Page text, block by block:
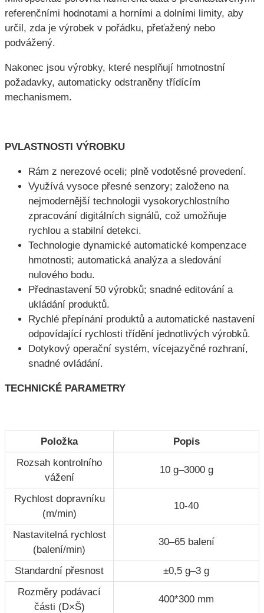
referenčními hodnotami a horními a dolními limity, aby
určil, zda je výrobek v pořádku, přeťažený nebo
podvážený.
Nakonec jsou výrobky, které nesplňují hmotnostní
požadavky, automaticky odstraněny třídícím
mechanismem.
PVLASTNOSTI VÝROBKU
Rám z nerezové oceli; plně vodotěsné provedení.
Využívá vysoce přesné senzory; založeno na
nejmodernější technologii vysokorychlostního
zpracování digitálních signálů, což umožňuje
rychlou a stabilní detekci.
Technologie dynamické automatické kompenzace
hmotnosti; automatická analýza a sledování
nulového bodu.
Přednastavení 50 výrobků; snadné editování a
ukládání produktů.
Rychlé přepínání produktů a automatické nastavení
odpovídající rychlosti třídění jednotlivých výrobků.
Dotykový operační systém, vícejazyčné rozhraní,
snadné ovládání.
TECHNICKÉ PARAMETRY
Položka
Popis
Rozsah kontrolního
vážení
10 g–3000 g
Rychlost dopravníku
(m/min)
10-40
Nastavitelná rychlost
(balení/min)
30–65 balení
Standardní přesnost
±0,5 g–3 g
Rozměry podávací
části (D×Š)
400*300 mm